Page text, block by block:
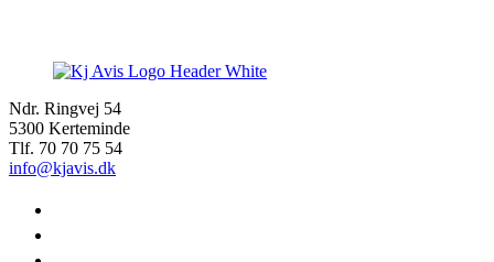
Ndr. Ringvej 54
5300 Kerteminde
Tlf. 70 70 75 54
info@kjavis.dk